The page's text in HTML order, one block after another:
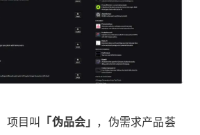
项目叫 「伪品会」 ，伪需求产品荟